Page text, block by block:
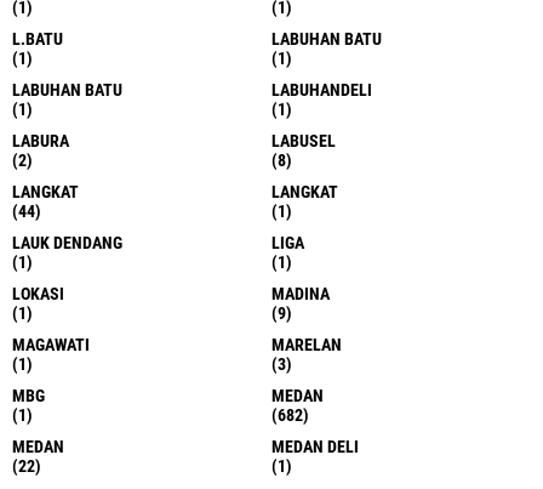
(1)
(1)
L.BATU
(1)
LABUHAN BATU
(1)
LABUHAN BATU
(1)
LABUHANDELI
(1)
LABURA
(2)
LABUSEL
(8)
LANGKAT
(44)
LANGKAT
(1)
LAUK DENDANG
(1)
LIGA
(1)
LOKASI
(1)
MADINA
(9)
MAGAWATI
(1)
MARELAN
(3)
MBG
(1)
MEDAN
(682)
MEDAN
(22)
MEDAN DELI
(1)